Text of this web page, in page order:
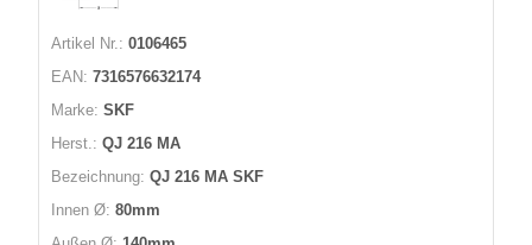
Artikel Nr.: 0106465
EAN: 7316576632174
Marke: SKF
Herst.: QJ 216 MA
Bezeichnung: QJ 216 MA SKF
Innen Ø: 80mm